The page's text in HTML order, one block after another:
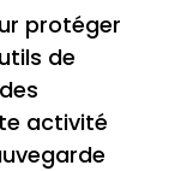
protéger
de
activité